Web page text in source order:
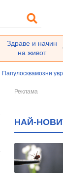
Здраве и начин
на живот
Папулосквамозни
НАЙ-